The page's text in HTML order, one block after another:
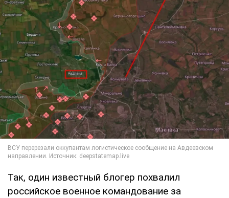
Так, один известный блогер похвалил
российское военное командование за